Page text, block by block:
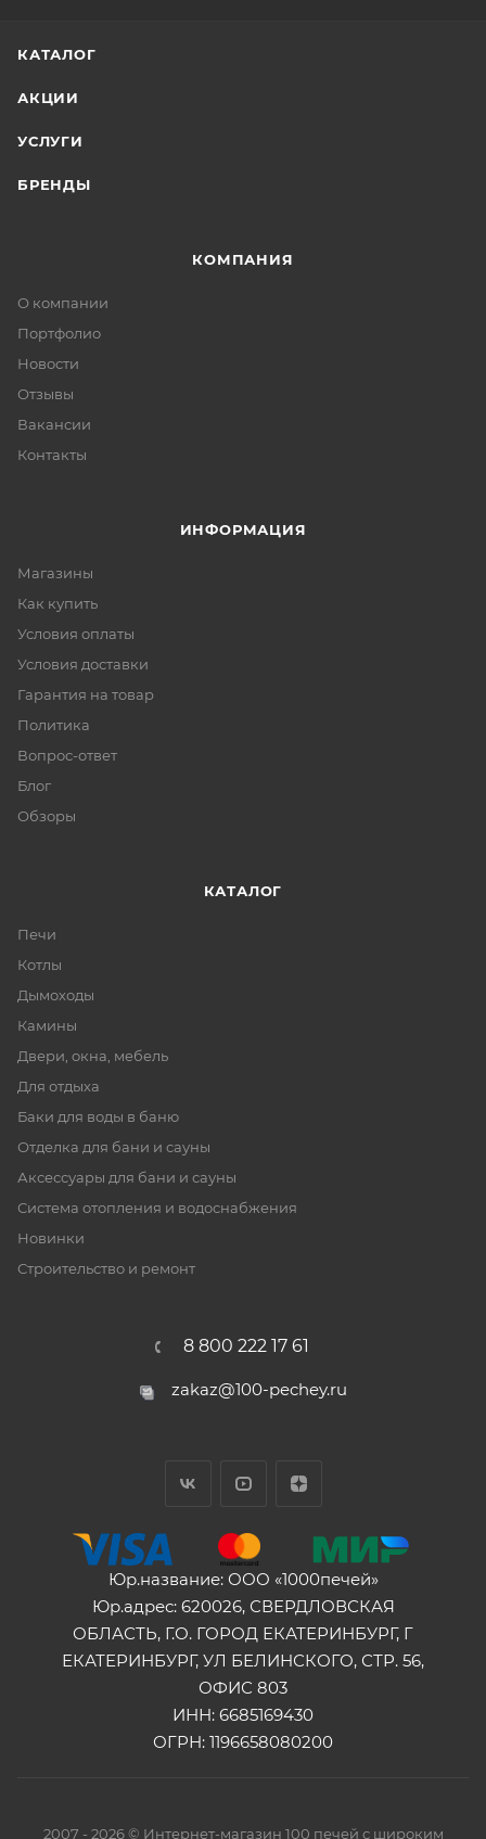
КАТАЛОГ
АКЦИИ
УСЛУГИ
БРЕНДЫ
КОМПАНИЯ
О компании
Портфолио
Новости
Отзывы
Вакансии
Контакты
ИНФОРМАЦИЯ
Магазины
Как купить
Условия оплаты
Условия доставки
Гарантия на товар
Политика
Вопрос-ответ
Блог
Обзоры
КАТАЛОГ
Печи
Котлы
Дымоходы
Камины
Двери, окна, мебель
Для отдыха
Баки для воды в баню
Отделка для бани и сауны
Аксессуары для бани и сауны
Система отопления и водоснабжения
Новинки
Строительство и ремонт
8 800 222 17 61
zakaz@100-pechey.ru
Юр.название: ООО «1000печей»
Юр.адрес: 620026, СВЕРДЛОВСКАЯ
ОБЛАСТЬ, Г.О. ГОРОД ЕКАТЕРИНБУРГ, Г
ЕКАТЕРИНБУРГ, УЛ БЕЛИНСКОГО, СТР. 56,
ОФИС 803
ИНН: 6685169430
ОГРН: 1196658080200
2007 - 2026 © Интернет-магазин 100 печей с широким